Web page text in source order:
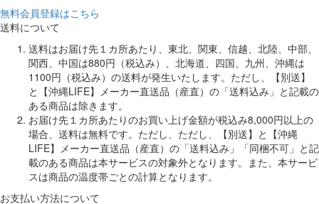
無料会員登録はこちら
送料について
送料はお届け先１カ所あたり、東北、関東、信越、北陸、中部、
関西、中国は880円（税込み）、北海道、四国、九州、沖縄は
1100円（税込み）の送料が発生いたします。ただし、【別送】
と【沖縄LIFE】メーカー直送品（産直）の「送料込み」と記載の
ある商品は除きます。
お届け先１カ所あたりのお買い上げ金額が税込み8,000円以上の
場合、送料は無料です。ただし、ただし、【別送】と【沖縄
LIFE】メーカー直送品（産直）の「送料込み」「同梱不可」と記
載のある商品は本サービスの対象外となります。また、本サービ
スは商品の温度帯ごとの計算となります。
お支払い方法について